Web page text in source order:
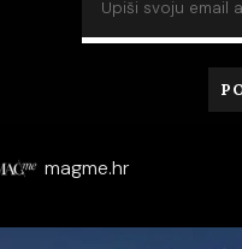
magme.hr